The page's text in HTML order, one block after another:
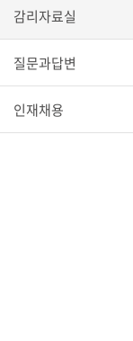
감리자료실
질문과답변
인재채용